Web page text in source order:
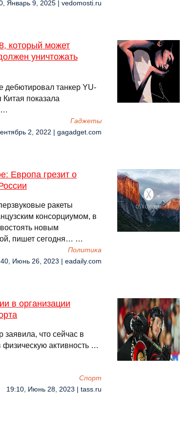
Январь 9, 2025 | vedomosti.ru
который может
уничтожать
дебютировал танкер YU-
показала
…
Гаджеты
2, 2022 | gagadget.com
Европа грезит о
ракеты
консорциумом, в
новым
пишет сегодня… …
Политика
Июнь 26, 2023 | eadaily.com
в организации
что сейчас в
активность …
Спорт
19:10, Июнь 28, 2023 | tass.ru